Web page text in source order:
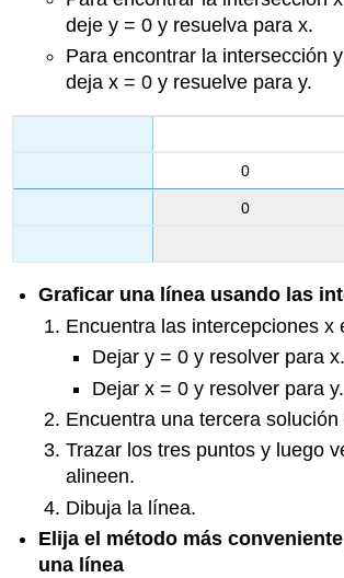
deje y = 0 y resuelva para x.
Para encontrar la intersección
deja x = 0 y resuelve para y.
0
0
Graficar una línea usando las
Encuentra las intercepciones x
Dejar y = 0 y resolver para x.
Dejar x = 0 y resolver para y.
Encuentra una tercera
Trazar los tres puntos y luego
alineen.
Dibuja la línea.
Elija el método más
una línea